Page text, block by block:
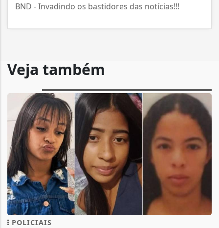
BND - Invadindo os bastidores das notícias!!!
Veja também
POLICIAIS